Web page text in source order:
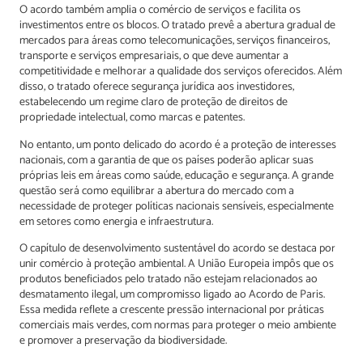
O acordo também amplia o comércio de serviços e facilita os
investimentos entre os blocos. O tratado prevê a abertura gradual de
mercados para áreas como telecomunicações, serviços financeiros,
transporte e serviços empresariais, o que deve aumentar a
competitividade e melhorar a qualidade dos serviços oferecidos. Além
disso, o tratado oferece segurança jurídica aos investidores,
estabelecendo um regime claro de proteção de direitos de
propriedade intelectual, como marcas e patentes.
No entanto, um ponto delicado do acordo é a proteção de interesses
nacionais, com a garantia de que os países poderão aplicar suas
próprias leis em áreas como saúde, educação e segurança. A grande
questão será como equilibrar a abertura do mercado com a
necessidade de proteger políticas nacionais sensíveis, especialmente
em setores como energia e infraestrutura.
O capítulo de desenvolvimento sustentável do acordo se destaca por
unir comércio à proteção ambiental. A União Europeia impôs que os
produtos beneficiados pelo tratado não estejam relacionados ao
desmatamento ilegal, um compromisso ligado ao Acordo de Paris.
Essa medida reflete a crescente pressão internacional por práticas
comerciais mais verdes, com normas para proteger o meio ambiente
e promover a preservação da biodiversidade.